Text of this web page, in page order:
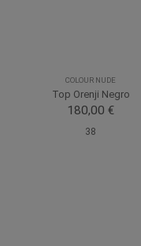
COLOUR NUDE
Top Orenji Negro
180,00 €
38